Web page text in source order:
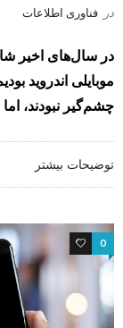
در فناوری اطلاعات
در سال‌های اخیر
موبایلی اندروید
چشم‌گیر نبودند، اما داستان
توضیحات بیشتر
0
0